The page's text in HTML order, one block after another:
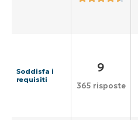
Soddisfa i
requisiti
9
365 risposte